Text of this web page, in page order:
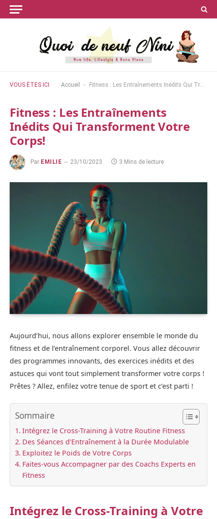
VOUS ÊTES ICI Accueil - Fitness : Les Entraînements Inédits Qui Transforment Votre Corps!
Fitness : Les Entraînements
Inédits Qui Transforment Votre
Corps!
Par EMILIE 23/10/2023 3 Mins de lecture
Aujourd’hui, nous allons explorer ensemble le monde du
fitness et de l’entraînement corporel. Vous allez découvrir
des programmes innovants, des exercices inédits et des
astuces qui vont tout simplement transformer votre corps !
Prêtes ? Allez, enfilez votre tenue de sport et c’est parti !
Sommaire
Intégrez le Cross-Training à Votre Routine Fitness
Des Séances d’Entraînement à la Durée Modulable
Exploitez le Poids de Votre Corps
Faites-vous Accompagner par des Coachs Experts en
Fitness
Intégrez le Cross-Training à Votre